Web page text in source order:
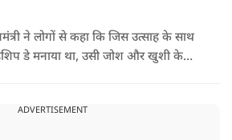
ने लोगों से कहा कि जिस उत्साह के साथ
डे मनाया था, उसी जोश और खुशी के
ADVERTISEMENT